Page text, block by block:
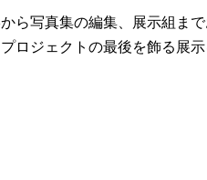
ら写真集の編集、展示組ま
ロジェクトの最後を飾る展